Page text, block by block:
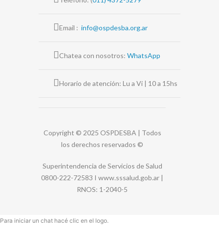
Email : info@ospdesba.org.ar
Chatea con nosotros: WhatsApp
Horario de atención: Lu a Vi | 10 a 15hs
Copyright © 2025 OSPDESBA | Todos
los derechos reservados ©
Superintendencia de Servicios de Salud
0800-222-72583 I www.sssalud.gob.ar |
RNOS: 1-2040-5
Para iniciar un chat hacé clic en el logo.